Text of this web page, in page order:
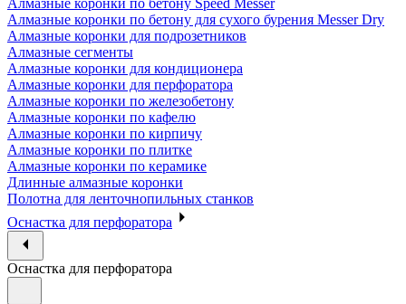
Алмазные коронки по бетону Speed Messer
Алмазные коронки по бетону для сухого бурения Messer Dry
Алмазные коронки для подрозетников
Алмазные сегменты
Алмазные коронки для кондиционера
Алмазные коронки для перфоратора
Алмазные коронки по железобетону
Алмазные коронки по кафелю
Алмазные коронки по кирпичу
Алмазные коронки по плитке
Алмазные коронки по керамике
Длинные алмазные коронки
Полотна для ленточнопильных станков
Оснастка для перфоратора
Оснастка для перфоратора